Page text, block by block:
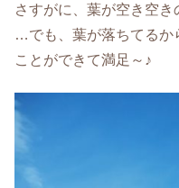
さすがに、葉が空き空き
…でも、葉が落ちてるか
ことができて満足～♪